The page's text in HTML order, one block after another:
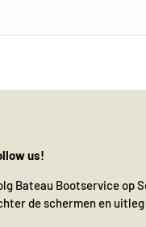
us!
Bateau Bootservice op
de schermen en